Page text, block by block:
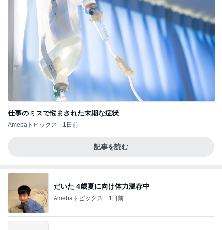
仕事のミスで悩まされた末期な症状
Amebaトピックス 1日前
記事を読む
だいた 4歳夏に向け体力温存中
Amebaトピックス 1日前